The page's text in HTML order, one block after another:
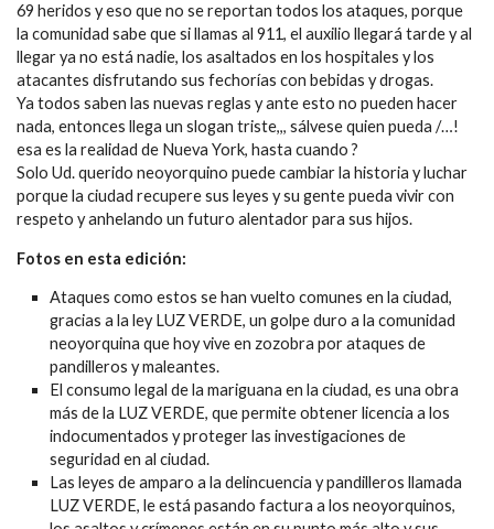
69 heridos y eso que no se reportan todos los ataques, porque
la comunidad sabe que si llamas al 911, el auxilio llegará tarde y al
llegar ya no está nadie, los asaltados en los hospitales y los
atacantes disfrutando sus fechorías con bebidas y drogas.
Ya todos saben las nuevas reglas y ante esto no pueden hacer
nada, entonces llega un slogan triste,,, sálvese quien pueda /…!
esa es la realidad de Nueva York, hasta cuando ?
Solo Ud. querido neoyorquino puede cambiar la historia y luchar
porque la ciudad recupere sus leyes y su gente pueda vivir con
respeto y anhelando un futuro alentador para sus hijos.
Fotos en esta edición:
Ataques como estos se han vuelto comunes en la ciudad,
gracias a la ley LUZ VERDE, un golpe duro a la comunidad
neoyorquina que hoy vive en zozobra por ataques de
pandilleros y maleantes.
El consumo legal de la mariguana en la ciudad, es una obra
más de la LUZ VERDE, que permite obtener licencia a los
indocumentados y proteger las investigaciones de
seguridad en al ciudad.
Las leyes de amparo a la delincuencia y pandilleros llamada
LUZ VERDE, le está pasando factura a los neoyorquinos,